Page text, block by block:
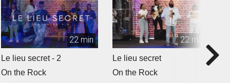
22 min
Le lieu secret - 2
On the Rock
22 min
Le lieu secret
On the Rock